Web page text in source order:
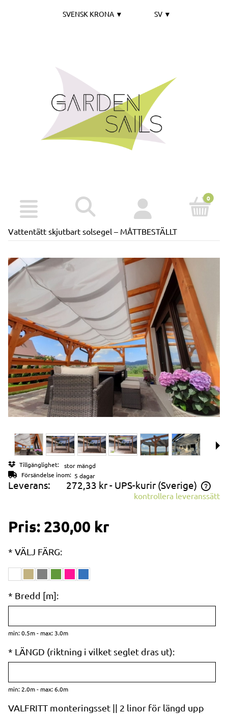
SVENSK KRONA▼ SV ▼
Vattentätt skjutbart solsegel – MÅTTBESTÄLLT
Tillgänglighet:
stor mängd
Försändelse inom: 5 dagar
Leverans: 272,33 kr- UPS-kurir (Sverige)
Priset inkluderar inte eventuella betalningsavgifterkontrollera leveranssätt
Pris: 230,00 kr
* VÄLJ FÄRG:
* Bredd [m]:
min: 0.5m - max: 3.0m
* LÄNGD (riktning i vilket seglet dras ut):
min: 2.0m - max: 6.0m
VALFRITT monteringsset || 2 linor för längd upp